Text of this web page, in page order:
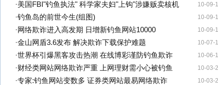
10-09-
·美国FBI"钓鱼执法" 科学家夫妇"上钩"涉嫌贩卖核机
10-09-
·钓鱼岛的前世今生(组图)
10-09-
·网络欺诈进入高发期 日增新钓鱼网站10000
10-07-
·金山网盾3.6发布 解决欺诈下载保护难题
10-06-
·世界杯引爆黑客攻击热潮 在线博彩谨防钓鱼欺诈
10-03-
·财经类网站网络欺诈严重 上网理财需小心被钓鱼
10-03-
·专家:钓鱼网站变数多 证券类网站最易网络欺诈